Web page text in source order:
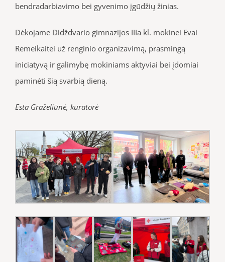
bendradarbiavimo bei gyvenimo įgūdžių žinias.
Dėkojame Didždvario gimnazijos IIIa kl. mokinei Evai
Remeikaitei už renginio organizavimą, prasmingą
iniciatyvą ir galimybę mokiniams aktyviai bei įdomiai
paminėti šią svarbią dieną.
Esta Graželiūnė, kuratorė